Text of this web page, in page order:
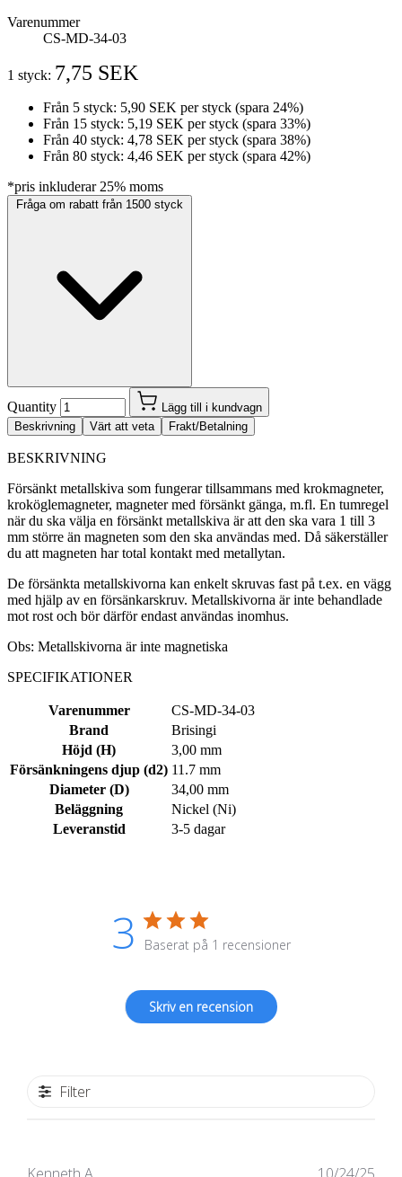
Varenummer
CS-MD-34-03
1 styck: 7,75 SEK
Från 5 styck: 5,90 SEK per styck (spara 24%)
Från 15 styck: 5,19 SEK per styck (spara 33%)
Från 40 styck: 4,78 SEK per styck (spara 38%)
Från 80 styck: 4,46 SEK per styck (spara 42%)
*pris inkluderar 25% moms
Fråga om rabatt från 1500 styck
Quantity
Lägg till i kundvagn
Beskrivning
Värt att veta Frakt/Betalning
BESKRIVNING
Försänkt metallskiva som fungerar tillsammans med krokmagneter,
kroköglemagneter, magneter med försänkt gänga, m.fl. En tumregel
när du ska välja en försänkt metallskiva är att den ska vara 1 till 3
mm större än magneten som den ska användas med. Då säkerställer
du att magneten har total kontakt med metallytan.
De försänkta metallskivorna kan enkelt skruvas fast på t.ex. en vägg
med hjälp av en försänkarskruv. Metallskivorna är inte behandlade
mot rost och bör därför endast användas inomhus.
Obs: Metallskivorna är inte magnetiska
SPECIFIKATIONER
Varenummer
CS-MD-34-03
Brand
Brisingi
Höjd (H)
3,00 mm
Försänkningens djup (d2) 11.7 mm
Diameter (D)
34,00 mm
Beläggning
Nickel (Ni)
Leveranstid
3-5 dagar
3 Baserat på 1 recensioner
Skriv en recension
Filter